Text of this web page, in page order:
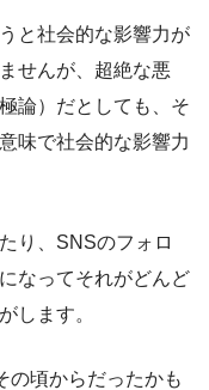
と社会的な影響力が
せんが、超絶な悪
論）だとしても、そ
味で社会的な影響力
り、SNSのフォロ
なってそれがどんど
します。
の頃からだったかも